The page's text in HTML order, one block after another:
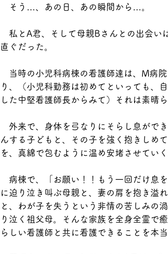
そう…、あの日、あの瞬間から…。
私とA君、そして母親Bさんとの出会い
直ぐだった。
当時の小児科病棟の看護師達は、M病
り、（小児科勤務は初めてといっても、
した中堅看護師長からみて）それは素晴
外来で、身体を弓なりにそらし息がで
んする子どもと、その子を強く抱きしめ
を、真綿で包むように温め安堵させていく
病棟で、「お願い！！もう一回だけ息
に迫り泣き叫ぶ母親と、妻の肩を抱き溢
と、わが子を失うという非情の苦しみの
り泣く祖父母。そんな家族を全身全霊で
らしい看護師と共に看護できることを本